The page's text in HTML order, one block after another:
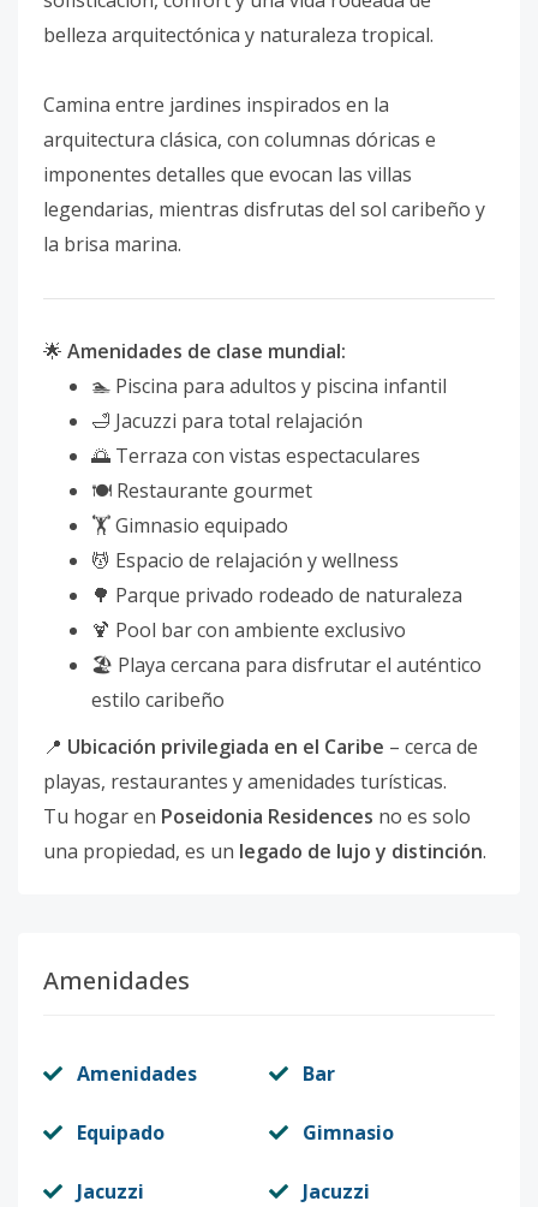
belleza arquitectónica y naturaleza tropical.
Camina entre jardines inspirados en la
arquitectura clásica, con columnas dóricas e
imponentes detalles que evocan las villas
legendarias, mientras disfrutas del sol caribeño y
la brisa marina.
🌟 Amenidades de clase mundial:
🏊 Piscina para adultos y piscina infantil
🛁 Jacuzzi para total relajación
🌅 Terraza con vistas espectaculares
🍽️ Restaurante gourmet
🏋️ Gimnasio equipado
💆 Espacio de relajación y wellness
🌳 Parque privado rodeado de naturaleza
🍹 Pool bar con ambiente exclusivo
🏖️ Playa cercana para disfrutar el auténtico
estilo caribeño
📍 Ubicación privilegiada en el Caribe – cerca de
playas, restaurantes y amenidades turísticas.
Tu hogar en Poseidonia Residences no es solo
una propiedad, es un legado de lujo y distinción.
Amenidades
Amenidades Bar
Equipado Gimnasio
Jacuzzi Jacuzzi